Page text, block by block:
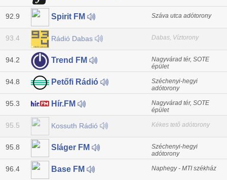
92.9 Spirit FM Száva utca adótorony
93.4 Rádió Dabas Dabas, Víztorony
94.2 Trend FM
Nagyvárad tér, SOTE
épület
94.8 Petőfi Rádió
Széchenyi-hegyi
adótorony
95.3 Hír.FM
Nagyvárad tér, SOTE
épület
95.5 Kossuth Rádió Kékes tető adótorony
95.8 Sláger FM
Széchenyi-hegyi
adótorony
96.4 Base FM Naphegy - MTI székház